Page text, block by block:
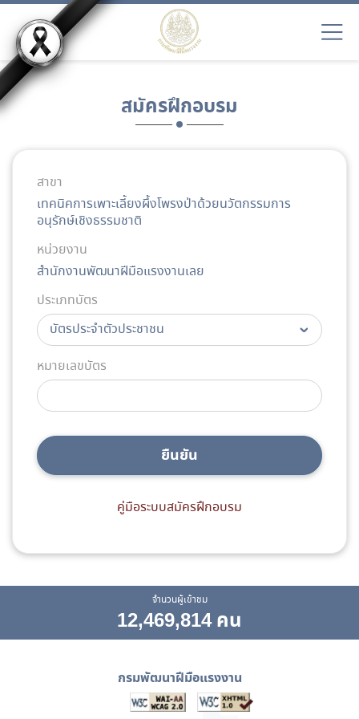
สมัครฝึกอบรม
สาขา
เทคนิคการเพาะเลี้ยงผึ้งโพรงป่าด้วยนวัตกรรมการ
อนุรักษ์เชิงธรรมชาติ
หน่วยงาน
สำนักงานพัฒนาฝีมือแรงงานเลย
ประเภทบัตร
หมายเลขบัตร
ยืนยัน
คู่มือระบบสมัครฝึกอบรม
จำนวนผู้เข้าชม
12,469,814 คน
กรมพัฒนาฝีมือแรงงาน